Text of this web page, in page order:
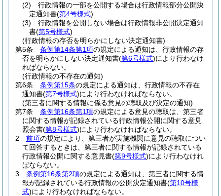
(2)
行政情報の一部を公開する場合は行政情報部分公開決
定通知書(第4号様式)
(3)
行政情報を公開しない場合は行政情報非公開決定通知
書(第5号様式)
(行政情報の存否を明らかにしない決定通知書)
第5条
条例第14条第1項の規定による通知は、行政情報の存
否を明らかにしない決定通知書(第6号様式)により行わなけ
ればならない。
(行政情報の不存在の通知)
第6条
条例第15条の規定による通知は、行政情報の不存在
通知書(第7号様式)により行わなければならない。
(第三者に関する情報に係る意見の聴取及び決定の通知)
第7条
条例第16条第1項の規定による意見の聴取は、第三者
に関する情報が記録されている行政情報公開に関する意見
照会書(第8号様式)により行わなければならない。
2
前項の規定により、第三者が実施機関に意見の聴取につい
て回答するときは、第三者に関する情報が記録されている
行政情報公開に関する意見書(第9号様式)により行わなけれ
ばならない。
3
条例第16条第2項の規定による通知は、第三者に関する情
報が記録されている行政情報の公開決定通知書(第10号様
式)により行わなければならない。